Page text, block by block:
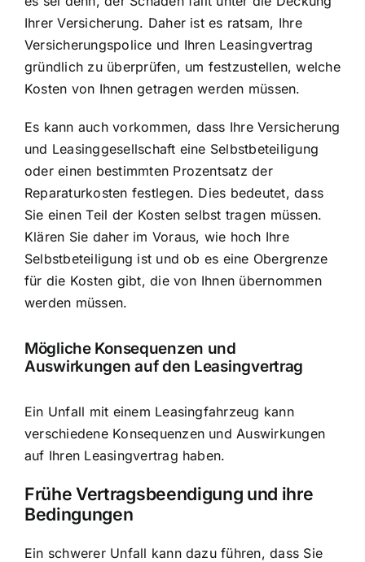
Ihrer Versicherung. Daher ist es ratsam, Ihre
Versicherungspolice und Ihren Leasingvertrag
gründlich zu überprüfen, um festzustellen, welche
Kosten von Ihnen getragen werden müssen.
Es kann auch vorkommen, dass Ihre Versicherung
und Leasinggesellschaft eine Selbstbeteiligung
oder einen bestimmten Prozentsatz der
Reparaturkosten festlegen. Dies bedeutet, dass
Sie einen Teil der Kosten selbst tragen müssen.
Klären Sie daher im Voraus, wie hoch Ihre
Selbstbeteiligung ist und ob es eine Obergrenze
für die Kosten gibt, die von Ihnen übernommen
werden müssen.
Mögliche Konsequenzen und
Auswirkungen auf den Leasingvertrag
Ein Unfall mit einem Leasingfahrzeug kann
verschiedene Konsequenzen und Auswirkungen
auf Ihren Leasingvertrag haben.
Frühe Vertragsbeendigung und ihre
Bedingungen
Ein schwerer Unfall kann dazu führen, dass Sie